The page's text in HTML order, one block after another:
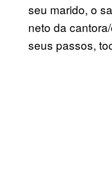
seu marido, o
neto da
seus passos,